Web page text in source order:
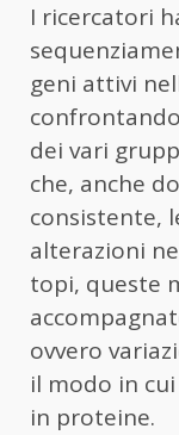
I ricercatori
geni attivi
dei vari
che, anche
consistente,
alterazioni
topi, queste
ovvero
il modo in
in proteine.